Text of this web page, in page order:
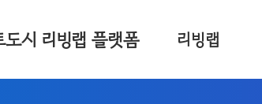
시 리빙랩 플랫폼 리빙랩